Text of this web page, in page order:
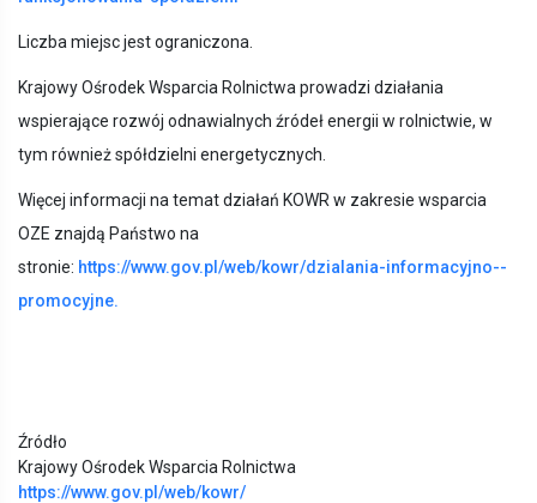
Liczba miejsc jest ograniczona.
Krajowy Ośrodek Wsparcia Rolnictwa prowadzi działania
wspierające rozwój odnawialnych źródeł energii w rolnictwie, w
tym również spółdzielni energetycznych.
Więcej informacji na temat działań KOWR w zakresie wsparcia
OZE znajdą Państwo na
stronie: https://www.gov.pl/web/kowr/dzialania-informacyjno--
promocyjne.
Źródło
Krajowy Ośrodek Wsparcia Rolnictwa
https://www.gov.pl/web/kowr/